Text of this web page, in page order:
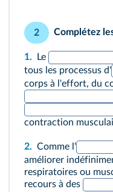
2 Complétez
1. Le
tous les processus d'
corps à l'effort, du
contraction
2. Comme l'
améliorer
respiratoires ou
recours à des